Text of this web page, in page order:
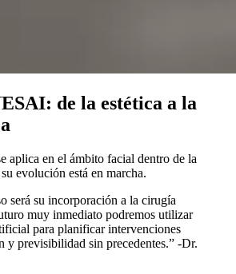
de la estética a la
aplica en el ámbito facial dentro de la
evolución está en marcha.
será su incorporación a la cirugía
muy inmediato podremos utilizar
para planificar intervenciones
y previsibilidad sin precedentes.” -Dr.